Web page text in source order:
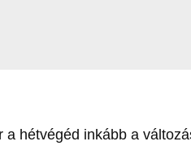
hétvégéd inkább a